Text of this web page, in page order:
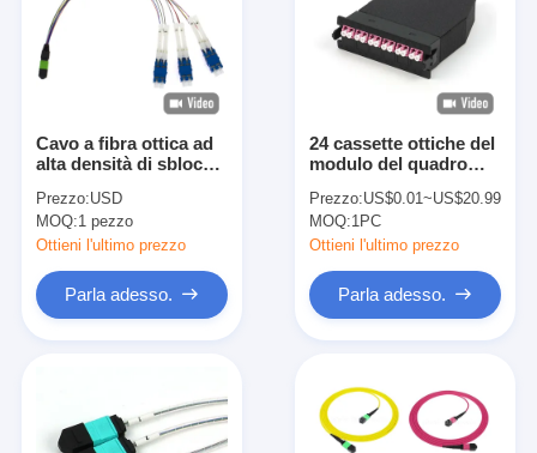
Cavo a fibra ottica ad
alta densità di sblocco
monomodale
Prezzo:USD
MOQ:1 pezzo
Ottieni l'ultimo prezzo
Parla adesso.
24 cassette ottiche del
modulo del quadro
centri MPO MTP per
Data Center
Prezzo:US$0.01~US$20.99
MOQ:1PC
Ottieni l'ultimo prezzo
Parla adesso.